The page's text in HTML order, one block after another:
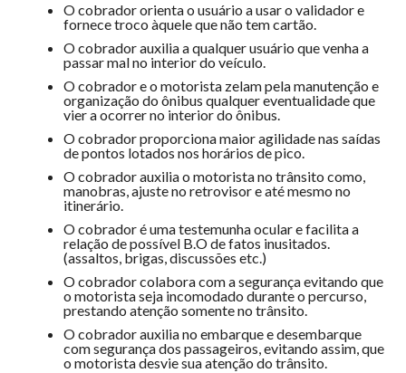
O cobrador orienta o usuário a usar o validador e
fornece troco àquele que não tem cartão.
O cobrador auxilia a qualquer usuário que venha a
passar mal no interior do veículo.
O cobrador e o motorista zelam pela manutenção e
organização do ônibus qualquer eventualidade que
vier a ocorrer no interior do ônibus.
O cobrador proporciona maior agilidade nas saídas
de pontos lotados nos horários de pico.
O cobrador auxilia o motorista no trânsito como,
manobras, ajuste no retrovisor e até mesmo no
itinerário.
O cobrador é uma testemunha ocular e facilita a
relação de possível B.O de fatos inusitados.
(assaltos, brigas, discussões etc.)
O cobrador colabora com a segurança evitando que
o motorista seja incomodado durante o percurso,
prestando atenção somente no trânsito.
O cobrador auxilia no embarque e desembarque
com segurança dos passageiros, evitando assim, que
o motorista desvie sua atenção do trânsito.